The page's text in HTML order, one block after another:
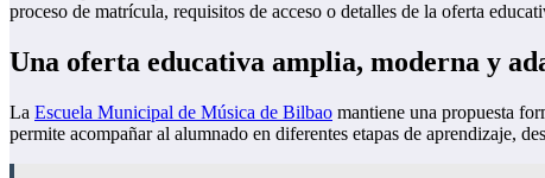
proceso de matrícula, requisitos de acceso o detalles de la oferta
Una oferta educativa amplia, moderna y
La Escuela Municipal de Música de Bilbao mantiene una propuesta
permite acompañar al alumnado en diferentes etapas de aprendizaje,